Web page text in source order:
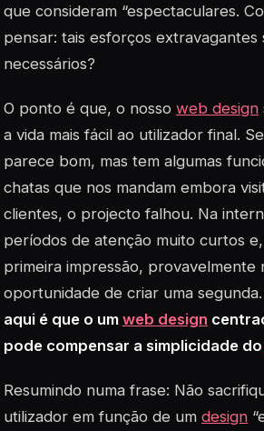
que consideram “espectaculares.
pensar: tais esforços
necessários?
O ponto é que, o nosso web design
a vida mais fácil ao utilizador final.
parece bom, mas tem algumas
chatas que nos mandam embora
clientes, o projecto falhou. Na
períodos de atenção muito curtos
primeira impressão, provavelmente
oportunidade de criar uma segunda.
aqui é que o um web design
pode compensar a simplicidade do
Resumindo numa frase: Não
utilizador em função de um design